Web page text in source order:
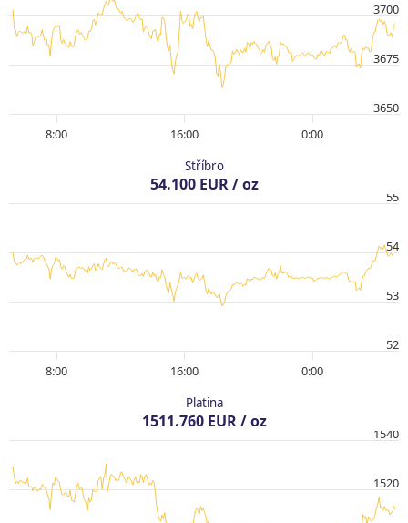
8:00 16:00 0:00
3650
3675
3700
Stříbro
54.100 EUR / oz
8:00 16:00 0:00
52
53
54
55
Platina
1511.760 EUR / oz
1520
1540